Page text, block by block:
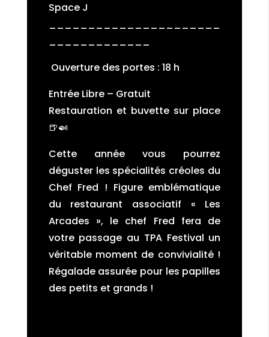
Space J
______________________
_____________
Ouverture des portes : 18 h
Entrée Libre – Gratuit
Restauration et buvette sur place
🍺🍛
Cette année vous pourrez
déguster les spécialités créoles du
Chef Fred ! Figure emblématique
du restaurant associatif « Les
Arcades », le chef Fred fera de
votre passage au TPA Festival un
véritable moment de convivialité !
Régalade assurée pour les papilles
des petits et grands !